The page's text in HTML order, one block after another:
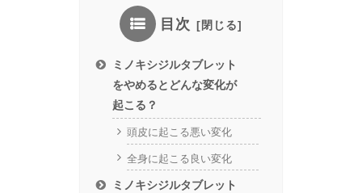
目次
ミノキシジルタブレット
をやめるとどんな変化が
起こる？
頭皮に起こる悪い変化
全身に起こる良い変化
ミノキシジルタブレット